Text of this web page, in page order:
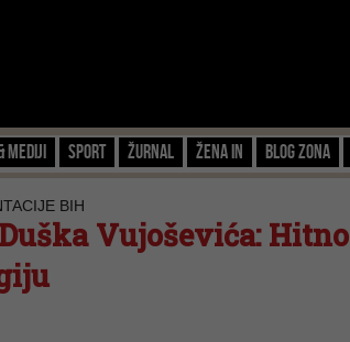
Mediji Sport Žurnal Žena IN Blog zona
BIH
Vujoševića: Hitno